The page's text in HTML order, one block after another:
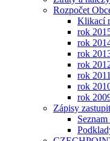
Rozpočet
Klikací
rok
rok
rok
rok
rok 2011
rok
rok
Zápisy
Seznam